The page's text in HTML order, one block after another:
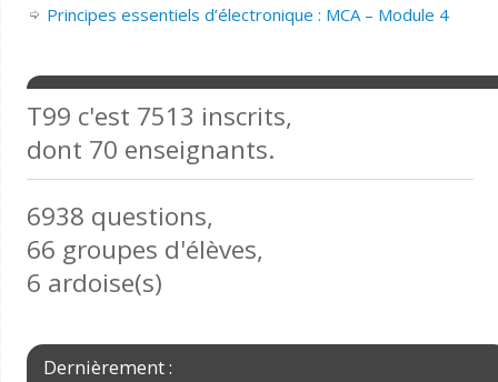
Principes essentiels d’électronique : MCA – Module 4
T99 c'est 7513 inscrits,
dont 70 enseignants.
6938 questions,
66 groupes d'élèves,
6 ardoise(s)
Dernièrement :